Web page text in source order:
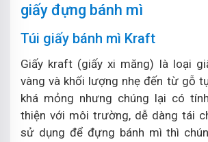
giấy đựng bánh mì
Túi giấy bánh mì Kraft
Giấy kraft (giấy xi măng) là loại
vàng và khối lượng nhẹ đến từ gỗ
khá mỏng nhưng chúng lại có
thiện với môi trường, dễ dàng tái
sử dụng để đựng bánh mì thì